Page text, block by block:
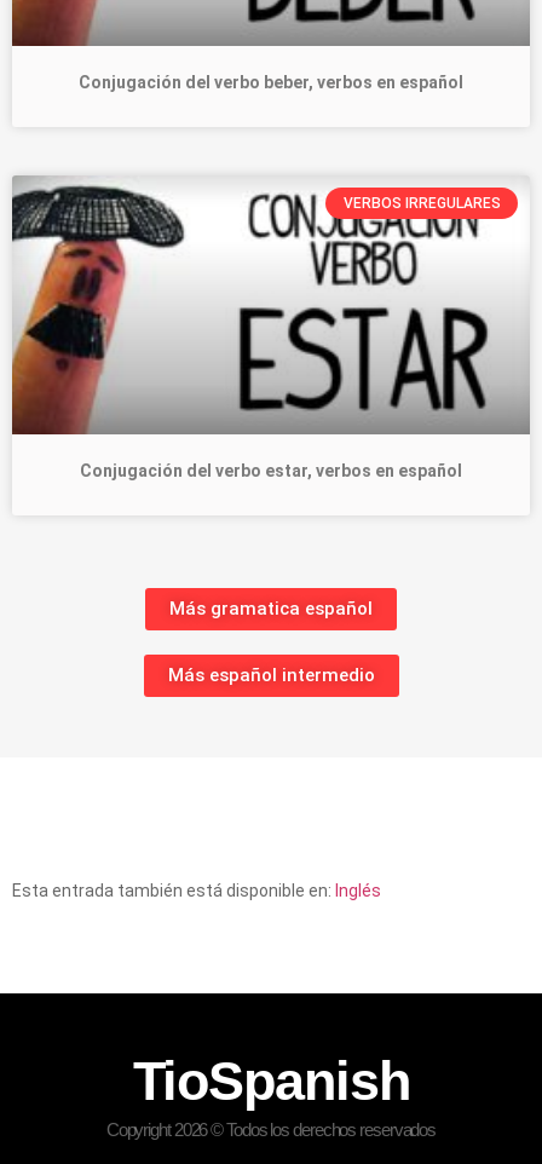
Conjugación del verbo beber, verbos en español
VERBOS IRREGULARES
Conjugación del verbo estar, verbos en español
Más gramatica español
Más español intermedio
Esta entrada también está disponible en: Inglés
TioSpanish
Copyright 2026 © Todos los derechos reservados